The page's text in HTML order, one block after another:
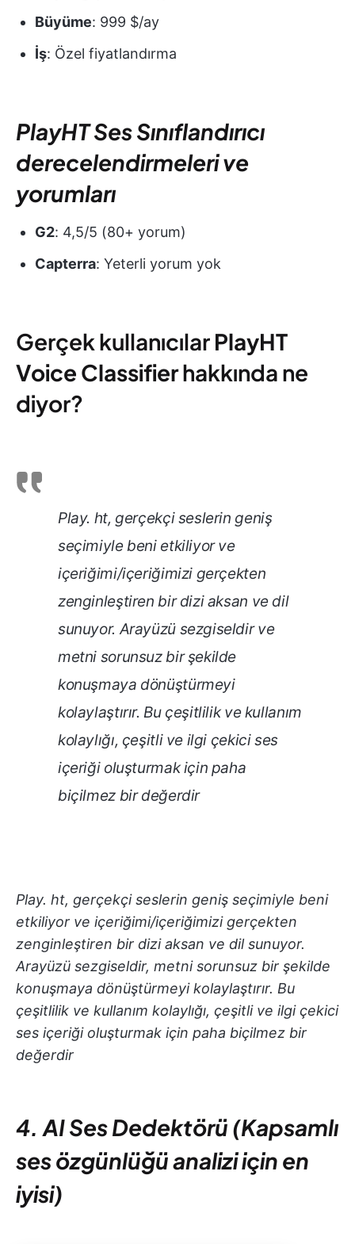
Büyüme: 999 $/ay
İş: Özel fiyatlandırma
PlayHT Ses Sınıflandırıcı
derecelendirmeleri ve
yorumları
G2: 4,5/5 (80+ yorum)
Capterra: Yeterli yorum yok
Gerçek kullanıcılar PlayHT
Voice Classifierhakkında ne
diyor?
Play. ht, gerçekçi seslerin geniş
seçimiyle beni etkiliyor ve
içeriğimi/içeriğimizi gerçekten
zenginleştiren bir dizi aksan ve dil
sunuyor. Arayüzü sezgiseldir ve
metni sorunsuz bir şekilde
konuşmaya dönüştürmeyi
kolaylaştırır. Bu çeşitlilik ve kullanım
kolaylığı, çeşitli ve ilgi çekici ses
içeriği oluşturmak için paha
biçilmez bir değerdir
Play. ht, gerçekçi seslerin geniş seçimiyle beni
etkiliyor ve içeriğimi/içeriğimizi gerçekten
zenginleştiren bir dizi aksan ve dil sunuyor.
Arayüzü sezgiseldir, metni sorunsuz bir şekilde
konuşmaya dönüştürmeyi kolaylaştırır. Bu
çeşitlilik ve kullanım kolaylığı, çeşitli ve ilgi çekici
ses içeriği oluşturmak için paha biçilmez bir
değerdir
4. AI Ses Dedektörü (Kapsamlı
ses özgünlüğü analizi için en
iyisi)